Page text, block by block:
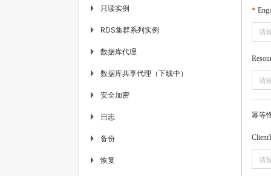
▶ 只读实例
▶ RDS集群系列实例
▶ 数据库代理
▶ 数据库共享代理（下线中）
▶ 安全加密
▶ 日志
▶ 备份
▶ 恢复
幂等